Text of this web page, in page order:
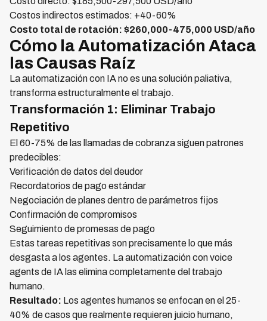
Costos indirectos estimados: +40-60%
Costo total de rotación: $260,000-475,000 USD/año
Cómo la Automatización Ataca
las Causas Raíz
La automatización con IA no es una solución paliativa,
transforma estructuralmente el trabajo.
Transformación 1: Eliminar Trabajo
Repetitivo
El 60-75% de las llamadas de cobranza siguen patrones
predecibles:
Verificación de datos del deudor
Recordatorios de pago estándar
Negociación de planes dentro de parámetros fijos
Confirmación de compromisos
Seguimiento de promesas de pago
Estas tareas repetitivas son precisamente lo que más
desgasta a los agentes. La automatización con voice
agents de IA las elimina completamente del trabajo
humano.
Resultado: Los agentes humanos se enfocan en el 25-
40% de casos que realmente requieren juicio humano,